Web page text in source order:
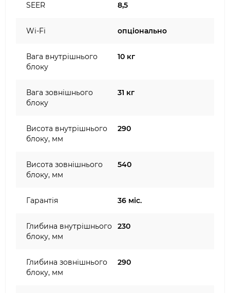
SEER 8,5
Wi-Fi опціонально
Вага внутрішнього
блоку
10 кг
Вага зовнішнього
блоку
31 кг
Висота внутрішнього
блоку, мм
290
Висота зовнішнього
блоку, мм
540
Гарантія 36 міс.
Глибина внутрішнього
блоку, мм
230
Глибина зовнішнього
блоку, мм
290